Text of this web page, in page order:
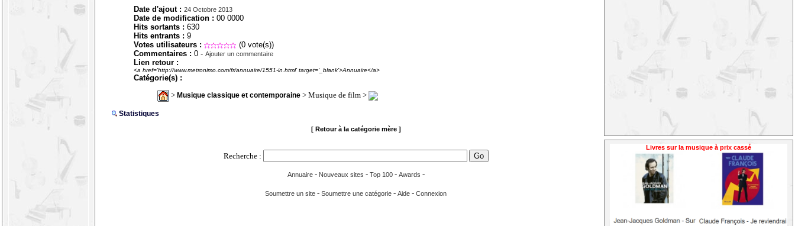
Date d'ajout : 24 Octobre 2013
Date de modification : 00 0000
Hits sortants : 630
Hits entrants : 9
Votes utilisateurs :
(0 vote(s))
Commentaires : 0 - Ajouter un commentaire
Lien retour :
<a href='http://www.metronimo.com/fr/annuaire/1551-in.html' target='_blank'>Annuaire</a>
Catégorie(s) :
> Musique classique et contemporaine > Musique de film >
Statistiques
[ Retour à la catégorie mère ]
Recherche :
Annuaire- Nouveaux sites - Top 100- Awards -
Soumettre un site - Soumettre une catégorie - Aide - Connexion
Livres sur la musique à prix cassé